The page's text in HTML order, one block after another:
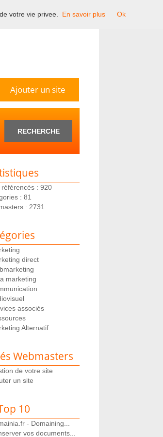
Ajouter un site
RECHERCHE
référencés : 920
: 81
: 2731
direct
marketing
associés
Alternatif
Webmasters
de votre site
un site
10
- Domaining...
vos documents...
votre vie privee. En savoir plus Ok